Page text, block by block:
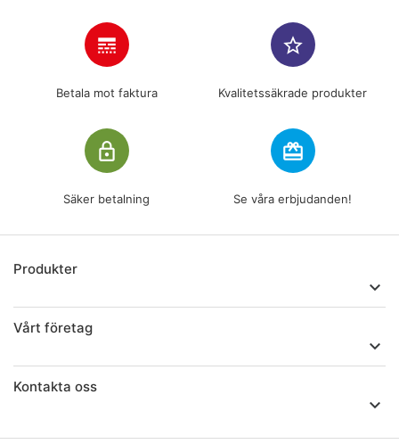
line_style
Betala mot faktura
star_border
Kvalitetssäkrade produkter
lock_outline
Säker betalning
redeem
Se våra erbjudanden!
Produkter

Vårt företag

Kontakta oss
